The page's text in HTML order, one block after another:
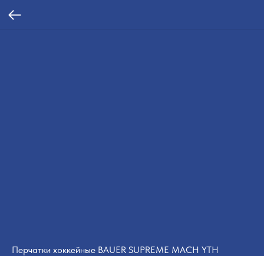
Перчатки хоккейные BAUER SUPREME MACH YTH